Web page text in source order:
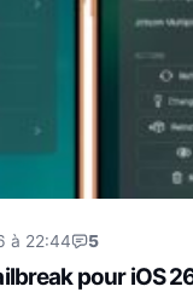
à 22:44 5
pour iOS